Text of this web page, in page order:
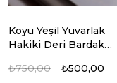
Koyu Yeşil Yuvarlak
Hakiki Deri Bardak
₺500,00
₺750,00